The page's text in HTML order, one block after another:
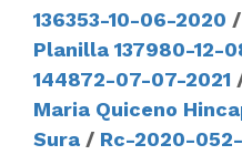
136353-10-06-2020 /
Planilla 137980-12-
144872-07-07-2021
Maria Quiceno
Sura / Rc-2020-